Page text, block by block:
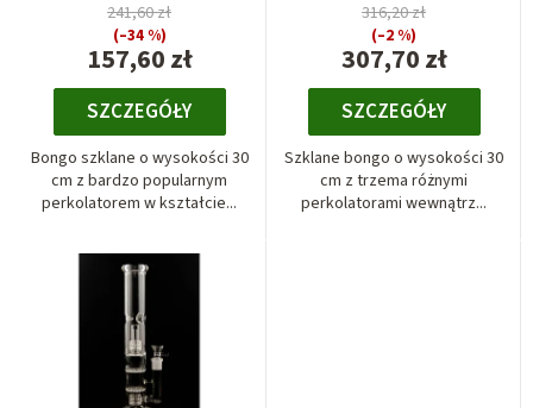
157,60 zł
241,60 zł
(–34 %)
SZCZEGÓŁY
Bongo szklane o wysokości 30
cm z bardzo popularnym
perkolatorem w kształcie...
307,70 zł
316,20 zł
(–2 %)
SZCZEGÓŁY
Szklane bongo o wysokości 30
cm z trzema różnymi
perkolatorami wewnątrz...